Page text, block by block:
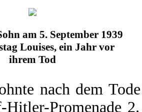
am 5. September 1939
Louises, ein Jahr vor
ihrem Tod
nach dem
Hitler-Promenade